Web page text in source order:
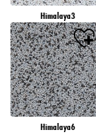
Himalaya3
Himalaya6